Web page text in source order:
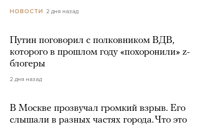
НОВОСТИ 2 дня назад
Путин поговорил с полковником ВДВ,
которого в прошлом году «похоронили» z-
блогеры
2 дня назад
В Москве прозвучал громкий взрыв. Его
слышали в разных частях города. Что это